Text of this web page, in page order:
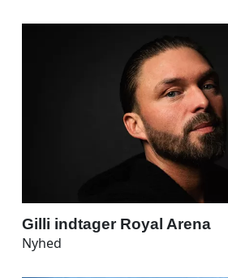
Gilli indtager Royal Arena
Nyhed